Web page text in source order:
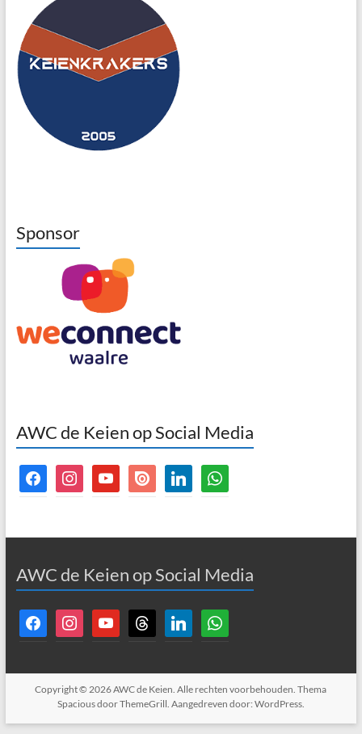
Sponsor
AWC de Keien op Social Media
facebookinstagramyoutubeissuu linkedinwhatsapp
AWC de Keien op Social Media
facebookinstagramyoutube threads linkedin whatsapp
Copyright © 2026AWC de Keien. Alle rechten voorbehouden. Thema
Spaciousdoor ThemeGrill. Aangedreven door: WordPress.